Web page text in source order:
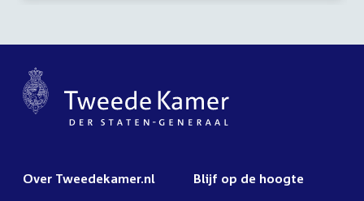
Over Tweedekamer.nl Blijf op de hoogte